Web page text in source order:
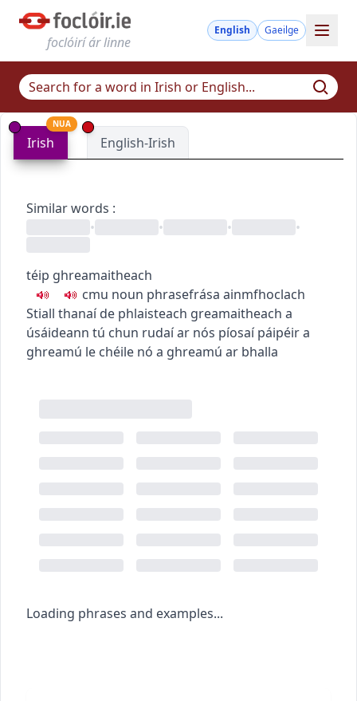
foclóirí ár linne
English Gaeilge
Irish
NUA
English-Irish
Similar words :
•
• • •
téip ghreamaitheach
cmu noun phrasefrása ainmfhoclach
Stiall thanaí de phlaisteach greamaitheach a
úsáideann tú chun rudaí ar nós píosaí páipéir a
ghreamú le chéile nó a ghreamú ar bhalla
Loading phrases and examples...